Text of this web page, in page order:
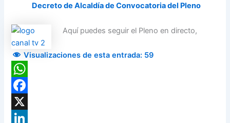
Decreto de Alcaldía de Convocatoria del Pleno
Aquí puedes seguir el Pleno en directo,
Visualizaciones de esta entrada: 59
WhatsApp
Facebook
X